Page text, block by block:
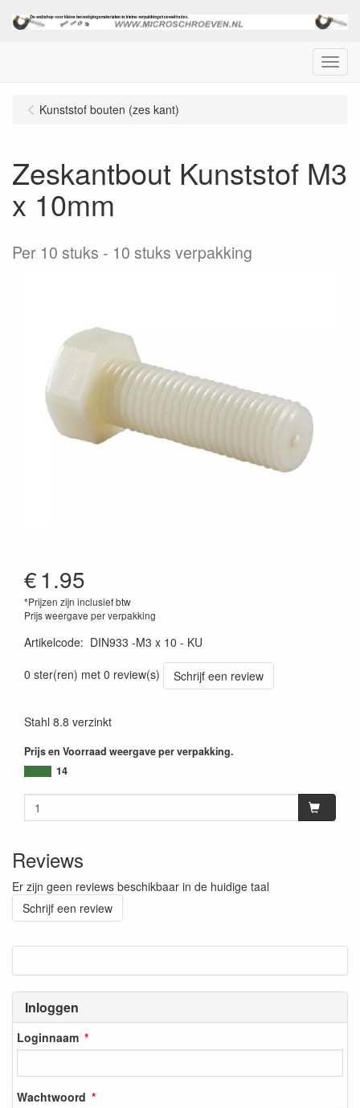
Menu
Inloggen
Loginnaam
Wachtwoord
Kunststof bouten (zes kant)
Zeskantbout Kunststof M3
x 10mm
Per 10 stuks 10 stuks verpakking
€1.95
*Prijzen zijn inclusief btw
Prijs weergave per verpakking
Artikelcode: DIN933 -M3 x 10 - KU
0 ster(ren) met 0 review(s)
Schrijf een review
Stahl 8.8 verzinkt
Prijs en Voorraad weergave per verpakking.
14
Reviews
Er zijn geen reviews beschikbaar in de huidige taal
Schrijf een review